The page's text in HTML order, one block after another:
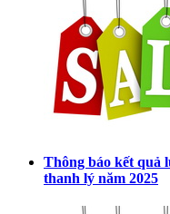
Thông báo kết quả
thanh lý năm 2025